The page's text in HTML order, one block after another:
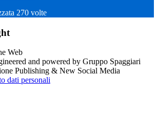
270 volte
and powered by Gruppo Spaggiari
Publishing & New Social Media
dati personali